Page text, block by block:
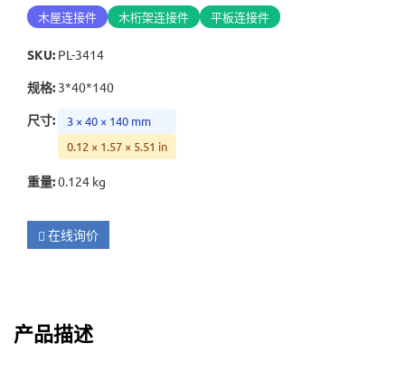
木屋连接件 木桁架连接件 平板连接件
SKU: PL-3414
规格: 3*40*140
尺寸:
3 × 40 × 140 mm
0.12 × 1.57 × 5.51 in
重量:0.124 kg
在线询价
产品描述